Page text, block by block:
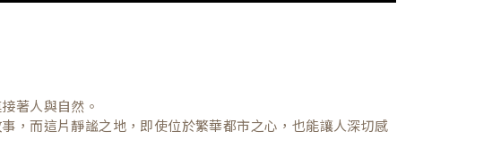
著人與自然。
，而這片靜謐之地，即使位於繁華都市之心，也能讓人深切感